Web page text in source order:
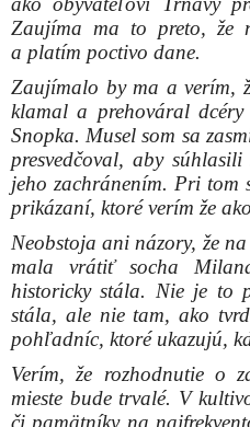
mieste bude trvalé. V
či pamätníky na
v krajinách, kde sa
presúvajú do depozitov,
Na druhej strane som
by mala byť svätou
za ohľaduplné
veľkú hanbu a gól do
Ruská strana.
20 000 euro. Nalejme si
krát viac pri rôznych
S pozdravom občan
X Facebook